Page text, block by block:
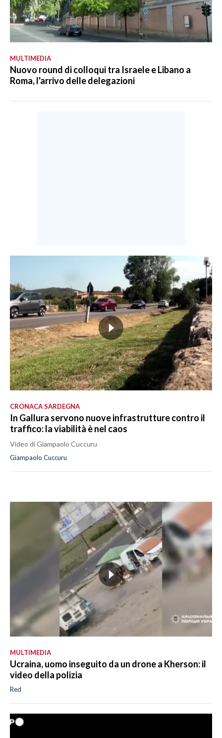
MULTIMEDIA
Nuovo round di colloqui tra Israele e Libano a
Roma, l'arrivo delle delegazioni
CRONACA SARDEGNA
In Gallura servono nuove infrastrutture contro il
traffico: la viabilità è nel caos
Video di Giampaolo Cuccuru
Giampaolo Cuccuru
MULTIMEDIA
Ucraina, uomo inseguito da un drone a Kherson: il
video della polizia
Red